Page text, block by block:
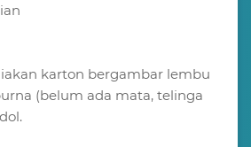
karton bergambar lembu
(belum ada mata, telinga